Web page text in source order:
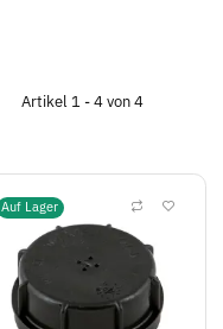
Artikel 1 - 4 von 4
Auf Lager